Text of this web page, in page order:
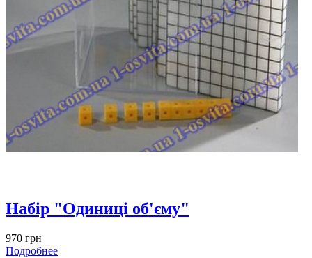
Набір "Одиниці об'єму"
970 грн
Подробнее